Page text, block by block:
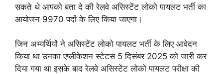
सकते थे आपको बता दे की रेलवे असिस्टेंट लोको पायलट भर्ती का
आयोजन 9970 पदों के लिए किया जाएगा।
जिन अभ्यर्थियों ने असिस्टेंट लोको पायलट भर्ती के लिए आवेदन
किया था उनका एप्लीकेशन स्टेटस 5 दिसंबर 2025 को जारी कर
दिया गया था इसके बाद रेलवे असिस्टेंट लोको पायलट परीक्षा की